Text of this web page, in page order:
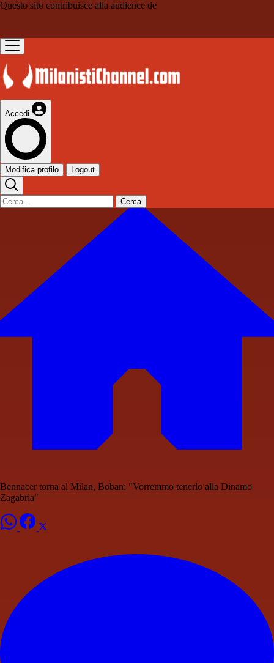
Questo sito contribuisce alla audience de
Accedi
Modifica profilo Logout
Cerca
Bennacer torna al Milan, Boban: "Vorremmo tenerlo alla Dinamo
Zagabria"